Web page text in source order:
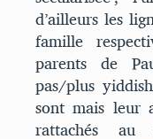
d’ailleurs les
famille
parents de
pas/plus
sont mais leur
rattachés au